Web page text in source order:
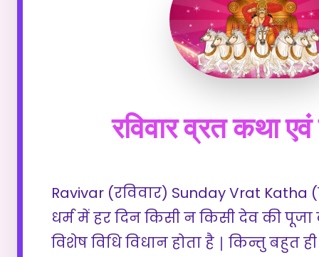
रविवार व्रत कथा एवं
Ravivar (रविवार) Sunday Vrat Katha
धर्म में हर दिन किसी न किसी देव की पूजा
विशेष विधि विधान होता है ∣ किन्तु बहुत